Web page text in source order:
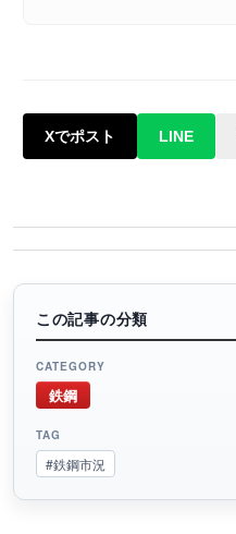
Xでポスト LINE
この記事の分類
CATEGORY
鉄鋼
TAG
#鉄鋼市況